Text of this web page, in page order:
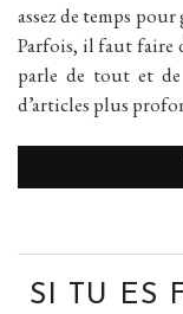
assez de temps
Parfois, il faut faire
parle de tout et
d’articles plus
SI TU ES